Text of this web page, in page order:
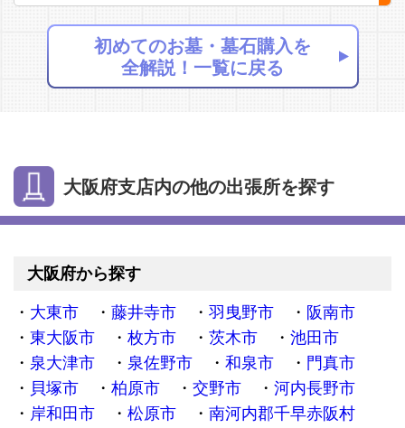
初めてのお墓・墓石購入を
全解説！一覧に戻る
大阪府支店内の他の出張所を探す
大阪府から探す
大東市 藤井寺市 羽曳野市
阪南市
東大阪市
枚方市 茨木市
池田市
泉大津市
泉佐野市 和泉市
門真市
貝塚市
柏原市 交野市
河内長野市
岸和田市
松原市
南河内郡千早赤阪村